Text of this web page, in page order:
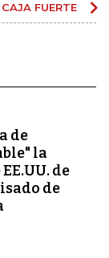
FUERTE
de
la
de
de